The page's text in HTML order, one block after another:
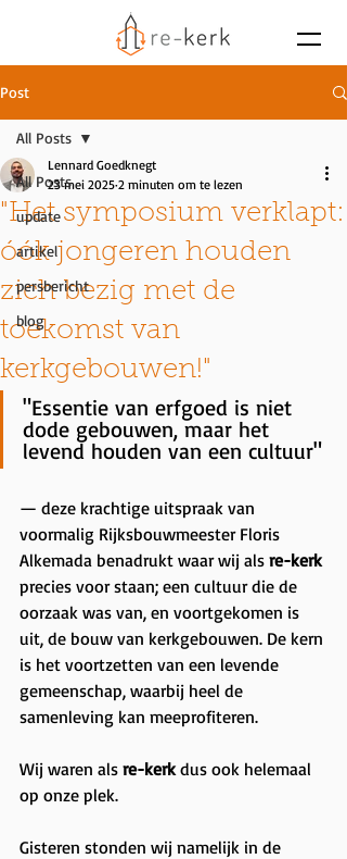
Post
All Posts
update
artikel
persbericht
blog
All Posts
"Het symposium verklapt:
óók jongeren houden
zich bezig met de
toekomst van
kerkgebouwen!"
Lennard Goedknegt
23 mei 2025 2 minuten om te lezen
"Essentie van erfgoed is niet
dode gebouwen, maar het
levend houden van een cultuur"
— deze krachtige uitspraak van
voormalig Rijksbouwmeester Floris
Alkemada benadrukt waar wij als re-kerk
precies voor staan; een cultuur die de
oorzaak was van, en voortgekomen is
uit, de bouw van kerkgebouwen. De kern
is het voortzetten van een levende
gemeenschap, waarbij heel de
samenleving kan meeprofiteren.
Wij waren als re-kerk dus ook helemaal
op onze plek.
Gisteren stonden wij namelijk in de